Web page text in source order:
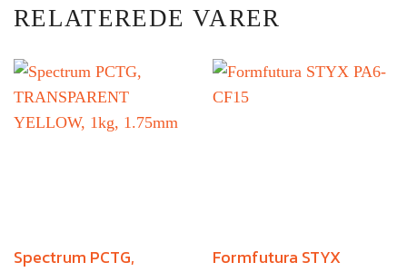
RELATEREDE VARER
Spectrum PCTG,
Formfutura STYX